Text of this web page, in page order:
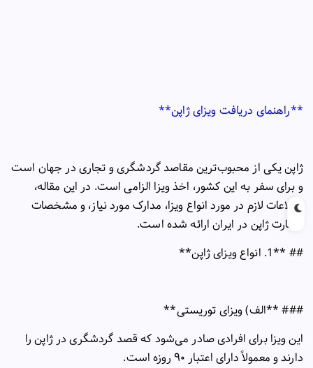
**راهنمای دریافت ویزای ژاپن**
ژاپن یکی از محبوب‌ترین مقاصد گردشگری و تجاری در جهان است
و برای سفر به این کشور، اخذ ویزا الزامی است. در این مقاله،
اطلاعات لازم در مورد انواع ویزا، مدارک مورد نیاز، و مشخصات
سفارت ژاپن در ایران ارائه شده است.
## **1.
انواع ویزای ژاپن**
### **الف) ویزای توریستی**
این ویزا برای افرادی صادر می‌شود که قصد گردشگری در ژاپن را
دارند و معمولاً دارای اعتبار ۹۰ روزه است.